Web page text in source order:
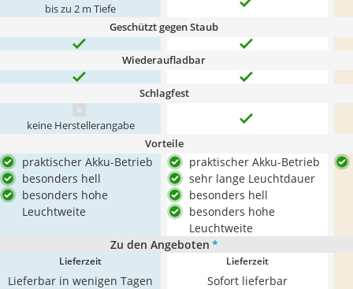
bis zu 2 m Tiefe
Geschützt gegen Staub
Wiederaufladbar
Schlagfest
keine Herstellerangabe
Vorteile
praktischer Akku-Betrieb
besonders hell
besonders hohe
Leuchtweite
praktischer Akku-Betrieb
sehr lange Leuchtdauer
besonders hell
besonders hohe
Leuchtweite
Zu den Angeboten *
Lieferzeit
Lieferbar in wenigen Tagen
Lieferzeit
Sofort lieferbar